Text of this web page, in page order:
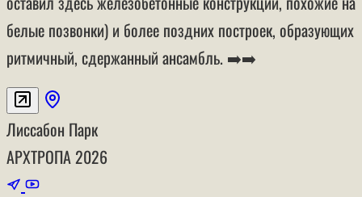
белые позвонки) и более поздних построек, образующих
ритмичный, сдержанный ансамбль. ➡️➡️
Лиссабон Парк
АРХТРОПА 2026